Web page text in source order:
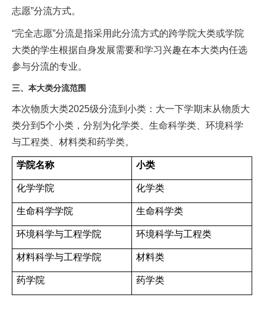
志愿”分流方式。
“完全志愿”分流是指采用此分流方式的跨学院大类或学院
大类的学生根据自身发展需要和学习兴趣在本大类内任选
参与分流的专业。
三、 本大类分流范围
本次物质大类2025级分流到小类：大一下学期末从物质大
类分到 5个小类，分别为化学类、生命科学类、环境科学
与工程类、材料类和药学类。
学院名称 小类
化学学院 化学类
生命科学学院 生命科学类
环境科学与工程学院 环境科学与工程类
材料科学与工程学院 材料类
药学院 药学类